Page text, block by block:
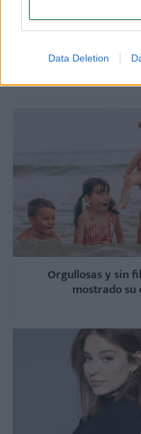
Data Deletion
Orgullosas y sin
mostrado